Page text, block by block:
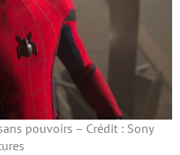
pouvoirs – Crédit : Sony